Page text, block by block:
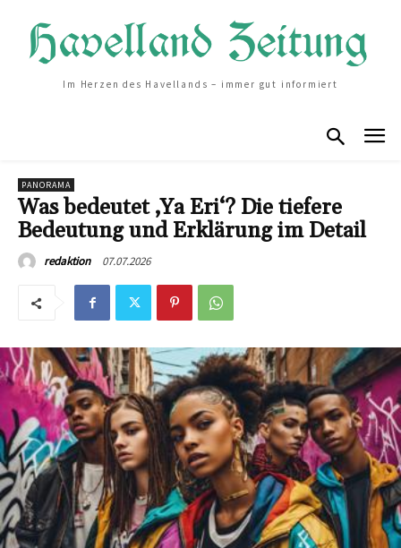
Im Herzen des Havellands – immer gut informiert
PANORAMA
Was bedeutet ‚Ya Eri‘? Die tiefere
Bedeutung und Erklärung im Detail
redaktion 07.07.2026